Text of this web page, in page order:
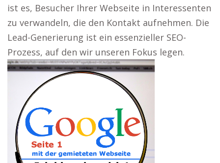
ist es, Besucher Ihrer Webseite in Interessenten
zu verwandeln, die den Kontakt aufnehmen. Die
Lead-Generierung ist ein essenzieller SEO-
Prozess, auf den wir unseren Fokus legen.